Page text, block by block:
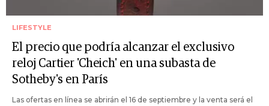
LIFESTYLE
El precio que podría alcanzar el exclusivo
reloj Cartier 'Cheich' en una subasta de
Sotheby's en París
Las ofertas en línea se abrirán el 16 de septiembre y la venta será el